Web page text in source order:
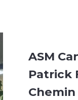
ASM
Patrick